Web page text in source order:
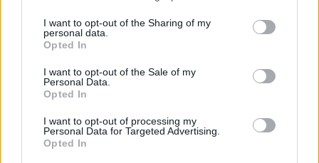
I want to opt-out of the Sharing of my
personal data.
Opted In
I want to opt-out of the Sale of my
Personal Data.
Opted In
I want to opt-out of processing my
Personal Data for Targeted Advertising.
Opted In